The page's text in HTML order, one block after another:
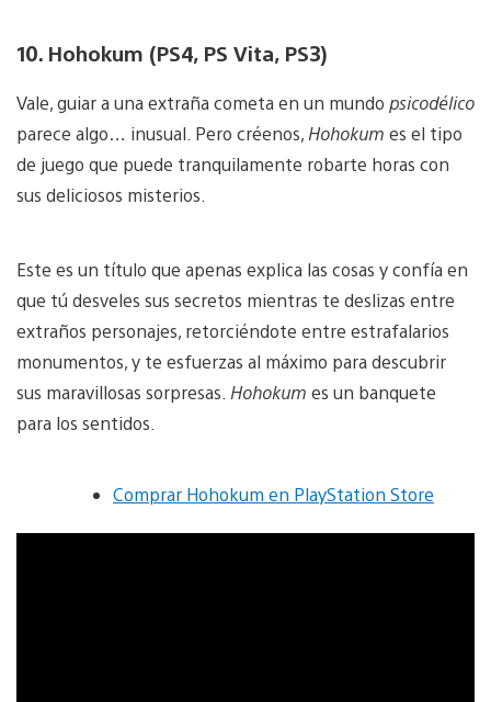
10. Hohokum (PS4, PS Vita, PS3)
Vale, guiar a una extraña cometa en un mundo psicodélico
parece algo… inusual. Pero créenos, Hohokum es el tipo
de juego que puede tranquilamente robarte horas con
sus deliciosos misterios.
Este es un título que apenas explica las cosas y confía en
que tú desveles sus secretos mientras te deslizas entre
extraños personajes, retorciéndote entre estrafalarios
monumentos, y te esfuerzas al máximo para descubrir
sus maravillosas sorpresas. Hohokum es un banquete
para los sentidos.
Comprar Hohokum en PlayStation Store